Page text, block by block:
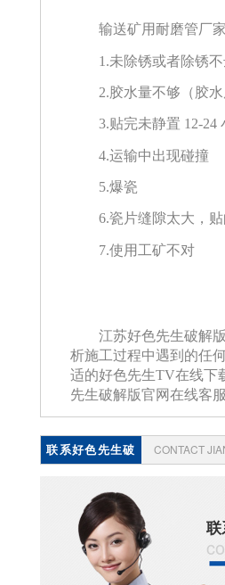
输送矿用耐磨管厂家
1.未除锈或者除锈
2.胶水量不够（胶
3.贴完未静置 12-24
4.运输中出现碰撞
5.爆瓷
6.瓷片缝隙太大，
7.使用工矿不对
江苏好色先生破解版
析施工过程中遇到的任何
适的好色先生TV在线下载
先生破解版官网在线客
联系好色先生破
CONTACT